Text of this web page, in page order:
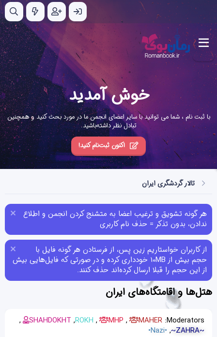
خوش آمدید
با ثبت نام ، شما می توانید با سایر اعضای انجمن ما در مورد بحث کنید و همچنین
تبادل نظر داشته‌باشید.
اکنون ثبت‌نام کنید!
تالار گردشگری ایران
هر گونه تشویق و ترغیب اعضا به متشنج کردن انجمن و اطلاع
ندادن، بدون تذکر = حذف نام کاربری
از کاربران خواستاریم زین پس، از فرستادن هر گونه فایل با
حجم بیش از 10MB خودداری کرده و در صورتی که فایل‌هایی بیش
از این حجم را قبلا ارسال کرده‌اند حذف کنند.
هتل‌ها و اقامتگاه‌های ایران
Moderators:
MAHER
MHP
ROKH
SHAHDOKHT
~ZAHRA~
•Nazi•